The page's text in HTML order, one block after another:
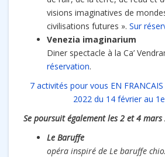
visions imaginatives de
civilisations futures ». Sur
Venezia imaginarium
Diner spectacle à la Ca’
réservation.
7 activités pour vous EN
2022 du 14 février au
Se poursuit également les 2 et 4 mars
Le Baruffe
opéra inspiré de Le baruffe